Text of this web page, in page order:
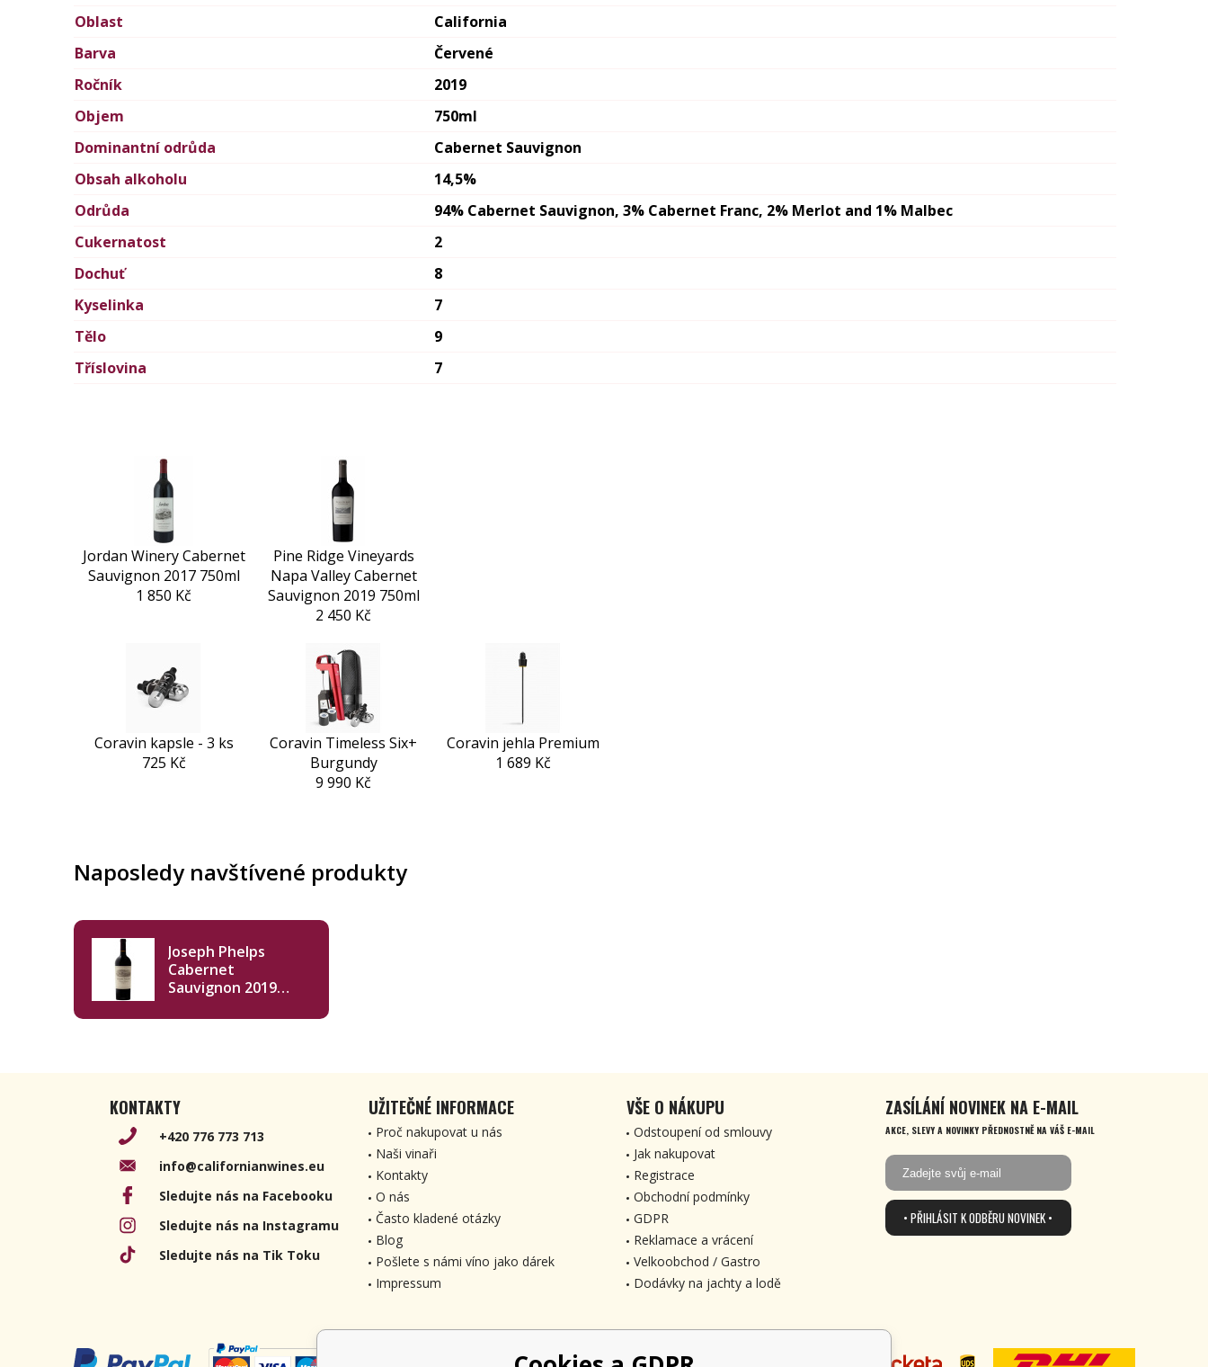
Oblast
California
Barva
Červené
Ročník
2019
Objem
750ml
Dominantní odrůda
Cabernet Sauvignon
Obsah alkoholu
14,5%
Odrůda
94% Cabernet Sauvignon, 3% Cabernet Franc, 2% Merlot and 1% Malbec
Cukernatost
2
Dochuť
8
Kyselinka
7
Tělo
9
Tříslovina
7
Jordan Winery Cabernet
Sauvignon 2017 750ml
1 850 Kč
Pine Ridge Vineyards
Napa Valley Cabernet
Sauvignon 2019 750ml
2 450 Kč
Coravin kapsle - 3 ks
725 Kč
Coravin Timeless Six+
Burgundy
9 990 Kč
Coravin jehla Premium
1 689 Kč
Naposledy navštívené produkty
Joseph Phelps
Cabernet
Sauvignon 2019
KONTAKTY
+420 776 773 713
info@californianwines.eu
Sledujte nás na Facebooku
Sledujte nás na Instagramu
Sledujte nás na Tik Toku
UŽITEČNÉ INFORMACE
Proč nakupovat u nás
Naši vinaři
Kontakty
O nás
Často kladené otázky
Blog
Pošlete s námi víno jako dárek
Impressum
VŠE O NÁKUPU
Odstoupení od smlouvy
Jak nakupovat
Registrace
Obchodní podmínky
GDPR
Reklamace a vrácení
Velkoobchod / Gastro
Dodávky na jachty a lodě
ZASÍLÁNÍ NOVINEK NA E-MAIL
AKCE, SLEVY A NOVINKY PŘEDNOSTNĚ NA VÁŠ E-MAIL
• PŘIHLÁSIT K ODBĚRU NOVINEK •